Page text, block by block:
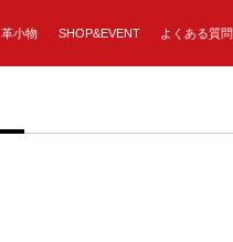
革小物 SHOP&EVENT よくある質問